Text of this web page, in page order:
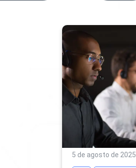
5 de agosto de 2025